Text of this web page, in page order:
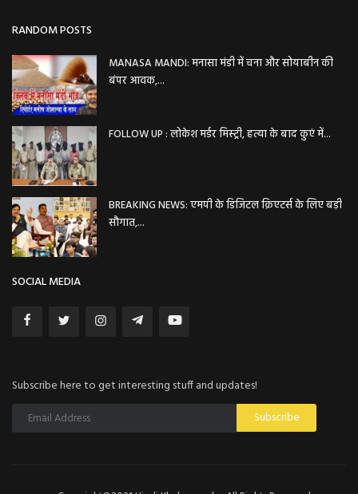
RANDOM POSTS
MANASA MANDI: मनासा मंडी में चना और सोयाबीन की
बंपर आवक,...
FOLLOW UP : लोकेश मर्डर मिस्ट्री, हत्या के बाद कुएं में...
BREAKING NEWS: एमपी के डिजिटल क्रिएटर्स के लिए बड़ी
सौगात,...
SOCIAL MEDIA
Subscribe here to get interesting stuff and updates!
Subscribe